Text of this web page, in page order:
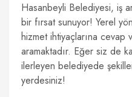
Hasanbeyli Belediyesi, iş
bir fırsat sunuyor! Yerel
hizmet ihtiyaçlarına cevap
aramaktadır. Eğer siz de
ilerleyen belediyede
yerdesiniz!